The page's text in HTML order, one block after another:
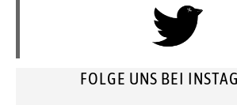
FOLGE UNS BEI